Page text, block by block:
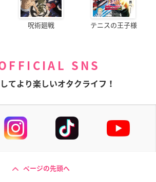
呪術廻戦 テニスの王子様
SNS
てより楽しいオタクライフ！
ページの先頭へ